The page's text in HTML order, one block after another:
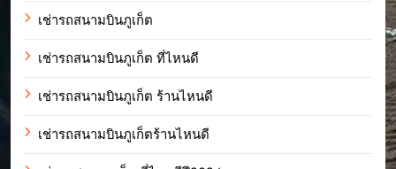
เช่ารถสนามบินภูเก็ต
เช่ารถสนามบินภูเก็ต ที่ไหนดี
เช่ารถสนามบินภูเก็ต ร้านไหนดี
เช่ารถสนามบินภูเก็ตร้านไหนดี